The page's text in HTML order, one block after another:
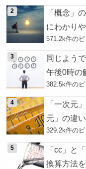
「概念」
にわかり
571.2k件の
同じよう
午後0時の
382.5k件の
「一次元
元」の違
329.2k件の
「cc」と
換算方法